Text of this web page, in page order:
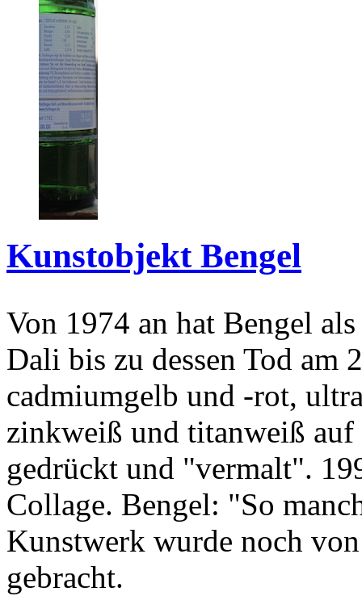
Kunstobjekt Bengel
Von 1974 an hat Bengel
Dali bis zu dessen Tod am
cadmiumgelb und -rot,
zinkweiß und titanweiß
gedrückt und "vermalt".
Collage. Bengel: "So
Kunstwerk wurde noch
gebracht.